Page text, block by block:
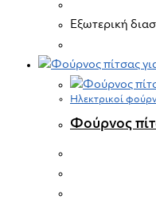
Εξωτερική
Ηλεκτρικοί
Φούρνος